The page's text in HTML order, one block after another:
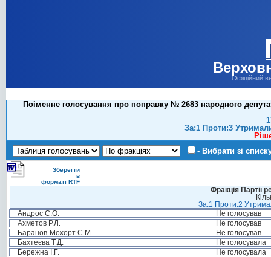
Офіційний
Поіменне голосування про поправку № 2683 народного
За:1 Проти:3
- Вибрати зі
Зберегти
в
форматі RTF
Фракція Партії
За:1 Проти:2
Андрос С.О.
Не голосував
Ахметов Р.Л.
Не голосував
Баранов-Мохорт С.М.
Не голосував
Бахтеєва Т.Д.
Не голосувала
Бережна І.Г.
Не голосувала